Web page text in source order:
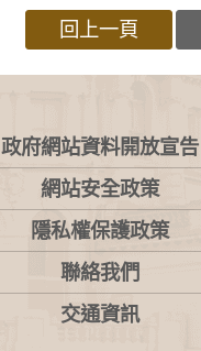
回上一頁
政府網站資料開放宣告
網站安全政策
隱私權保護政策
聯絡我們
交通資訊